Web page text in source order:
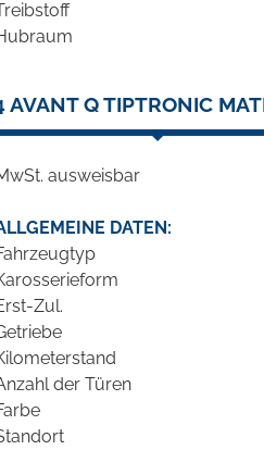
AVANT Q TIPTRONIC
ausweisbar
DATEN:
Zul.
der Türen